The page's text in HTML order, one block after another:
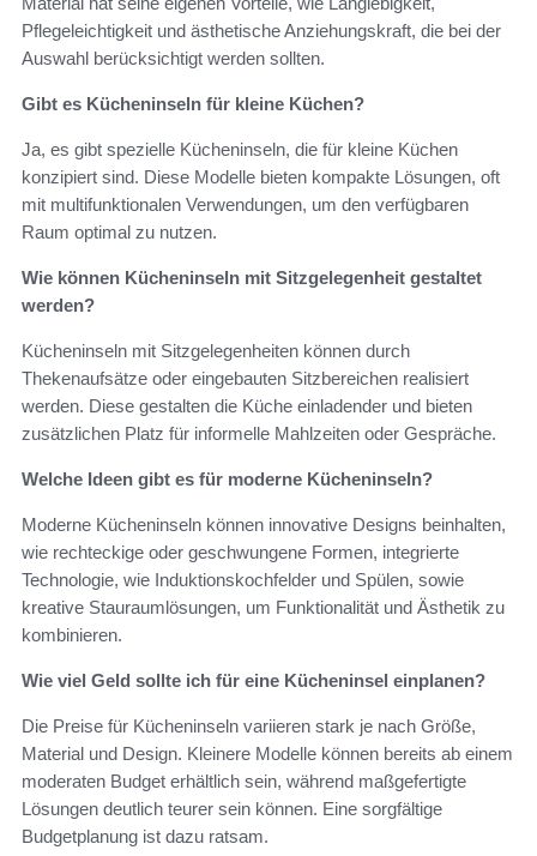
Pflegeleichtigkeit und ästhetische Anziehungskraft, die bei der
Auswahl berücksichtigt werden sollten.
Gibt es Kücheninseln für kleine Küchen?
Ja, es gibt spezielle Kücheninseln, die für kleine Küchen
konzipiert sind. Diese Modelle bieten kompakte Lösungen, oft
mit multifunktionalen Verwendungen, um den verfügbaren
Raum optimal zu nutzen.
Wie können Kücheninseln mit Sitzgelegenheit gestaltet
werden?
Kücheninseln mit Sitzgelegenheiten können durch
Thekenaufsätze oder eingebauten Sitzbereichen realisiert
werden. Diese gestalten die Küche einladender und bieten
zusätzlichen Platz für informelle Mahlzeiten oder Gespräche.
Welche Ideen gibt es für moderne Kücheninseln?
Moderne Kücheninseln können innovative Designs beinhalten,
wie rechteckige oder geschwungene Formen, integrierte
Technologie, wie Induktionskochfelder und Spülen, sowie
kreative Stauraumlösungen, um Funktionalität und Ästhetik zu
kombinieren.
Wie viel Geld sollte ich für eine Kücheninsel einplanen?
Die Preise für Kücheninseln variieren stark je nach Größe,
Material und Design. Kleinere Modelle können bereits ab einem
moderaten Budget erhältlich sein, während maßgefertigte
Lösungen deutlich teurer sein können. Eine sorgfältige
Budgetplanung ist dazu ratsam.